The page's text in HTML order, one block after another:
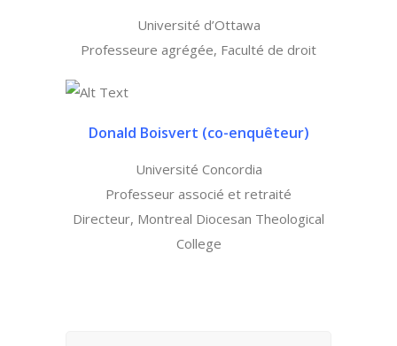
Université d’Ottawa
Professeure agrégée, Faculté de droit
Donald Boisvert (co-enquêteur)
Université Concordia
Professeur associé et retraité
Directeur, Montreal Diocesan Theological
College